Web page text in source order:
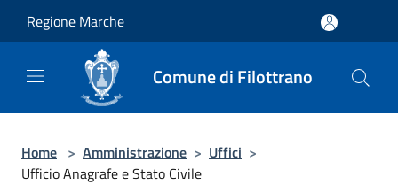
Regione Marche
Comune di Filottrano
Home > Amministrazione > Uffici >
Ufficio Anagrafe e Stato Civile